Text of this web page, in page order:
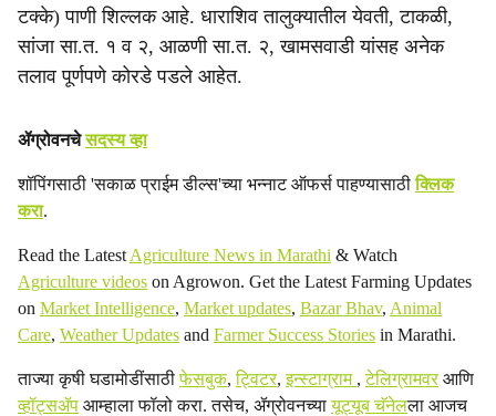
टक्के) पाणी शिल्लक आहे. धाराशिव तालुक्यातील येवती, टाकळी,
सांजा सा.त. १ व २, आळणी सा.त. २, खामसवाडी यांसह अनेक
तलाव पूर्णपणे कोरडे पडले आहेत.
ॲग्रोवनचेसदस्य व्हा
शॉपिंगसाठी 'सकाळ प्राईम डील्स'च्या भन्नाट ऑफर्स पाहण्यासाठीक्लिक
करा.
Read the Latest Agriculture News in Marathi & Watch
Agriculture videos on Agrowon. Get the Latest Farming Updates
on Market Intelligence, Market updates, Bazar Bhav, Animal
Care, Weather Updates and Farmer Success Stories in Marathi.
ताज्या कृषी घडामोडींसाठीफेसबुक,ट्विटर,इन्स्टाग्राम ,टेलिग्रामवरआणि
व्हॉट्सॲप आम्हाला फॉलो करा. तसेच, ॲग्रोवनच्यायूट्यूब चॅनेलला आजच